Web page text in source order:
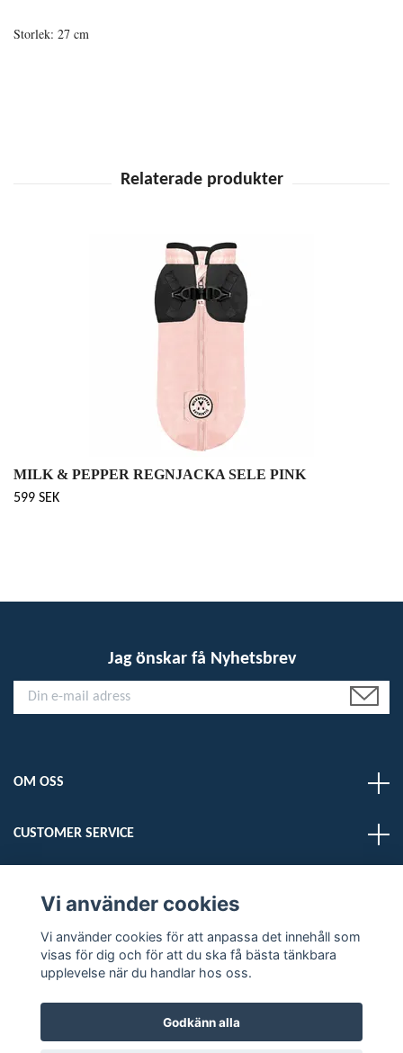
Storlek: 27 cm
MILK & PEPPER REGNJACKA SELE PINK
599 SEK
Jag önskar få Nyhetsbrev
OM OSS
CUSTOMER SERVICE
Sociala medier
Vi använder cookies
Vi använder cookies för att anpassa det innehåll som
visas för dig och för att du ska få bästa tänkbara
upplevelse när du handlar hos oss.
Godkänn alla